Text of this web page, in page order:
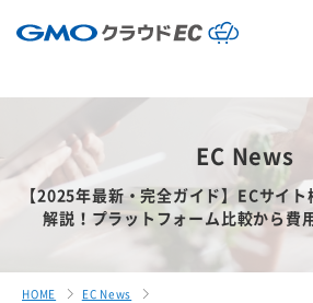
EC News
【2025年最新・完全ガイド】ECサイ
解説！プラットフォーム比較から費
HOME
EC News